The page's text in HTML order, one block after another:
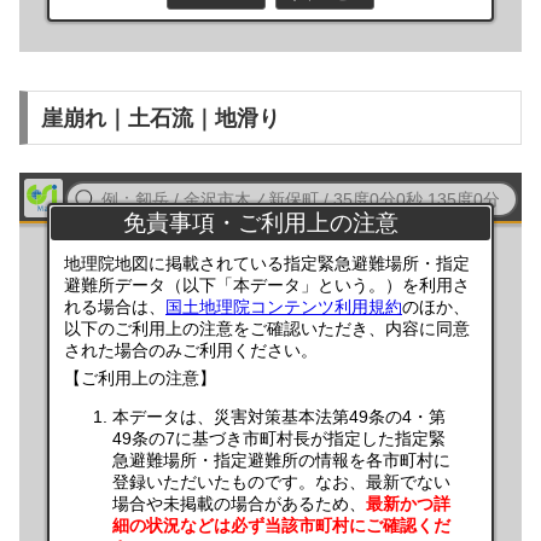
崖崩れ｜土石流｜地滑り